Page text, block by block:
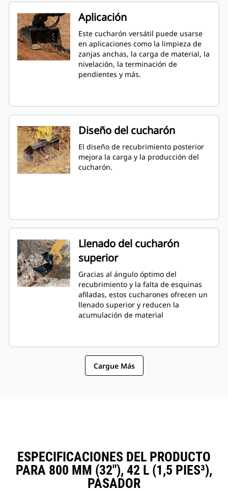
Aplicación
Este cucharón versátil puede usarse
en aplicaciones como la limpieza de
zanjas anchas, la carga de material, la
nivelación, la terminación de
pendientes y más.
Diseño del cucharón
El diseño de recubrimiento posterior
mejora la carga y la producción del
cucharón.
Llenado del cucharón
superior
Gracias al ángulo óptimo del
recubrimiento y la falta de esquinas
afiladas, estos cucharones ofrecen un
llenado superior y reducen la
acumulación de material
Cargue Más
ESPECIFICACIONES DEL PRODUCTO
PARA 800 MM (32"), 42 L (1,5 PIES³),
PASADOR